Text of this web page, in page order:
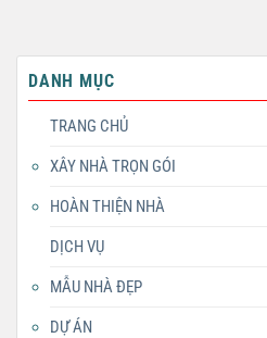
DANH MỤC
TRANG CHỦ
XÂY NHÀ TRỌN GÓI
HOÀN THIỆN NHÀ
DỊCH VỤ
MẪU NHÀ ĐẸP
DỰ ÁN